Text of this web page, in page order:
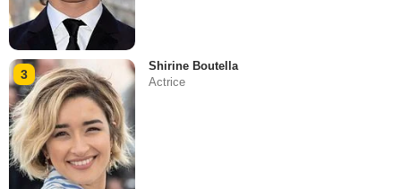
3
Shirine Boutella
Actrice